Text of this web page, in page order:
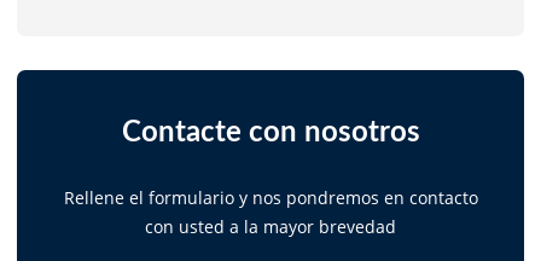
Contacte con nosotros
Rellene el formulario y nos pondremos en contacto
con usted a la mayor brevedad